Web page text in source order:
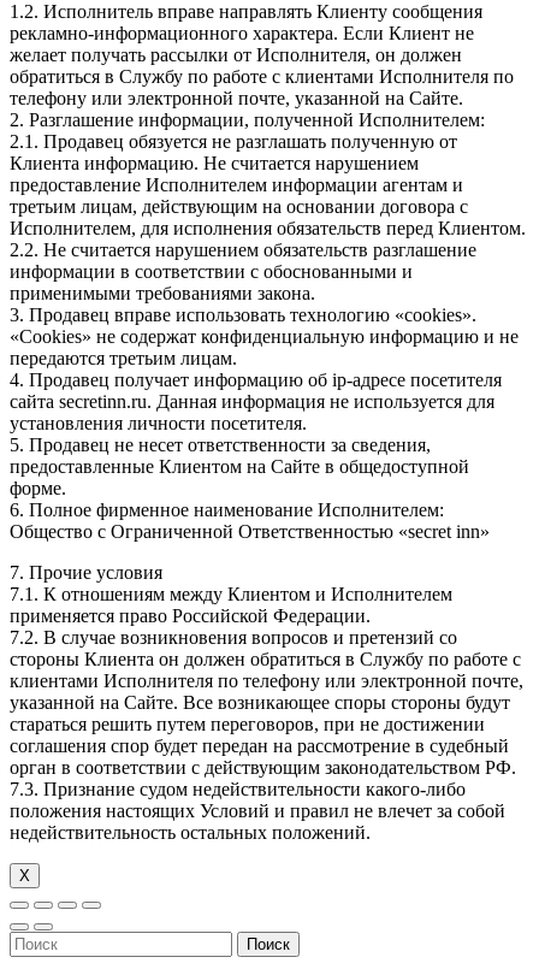
1.2. Исполнитель вправе направлять Клиенту сообщения
рекламно-информационного характера. Если Клиент не
желает получать рассылки от Исполнителя, он должен
обратиться в Службу по работе с клиентами Исполнителя по
телефону или электронной почте, указанной на Сайте.
2. Разглашение информации, полученной Исполнителем:
2.1. Продавец обязуется не разглашать полученную от
Клиента информацию. Не считается нарушением
предоставление Исполнителем информации агентам и
третьим лицам, действующим на основании договора с
Исполнителем, для исполнения обязательств перед Клиентом.
2.2. Не считается нарушением обязательств разглашение
информации в соответствии с обоснованными и
применимыми требованиями закона.
3. Продавец вправе использовать технологию «cookies».
«Cookies» не содержат конфиденциальную информацию и не
передаются третьим лицам.
4. Продавец получает информацию об ip-адресе посетителя
сайта secretinn.ru. Данная информация не используется для
установления личности посетителя.
5. Продавец не несет ответственности за сведения,
предоставленные Клиентом на Сайте в общедоступной
форме.
6. Полное фирменное наименование Исполнителем:
Общество с Ограниченной Ответственностью «secret inn»
7. Прочие условия
7.1. К отношениям между Клиентом и Исполнителем
применяется право Российской Федерации.
7.2. В случае возникновения вопросов и претензий со
стороны Клиента он должен обратиться в Службу по работе с
клиентами Исполнителя по телефону или электронной почте,
указанной на Сайте. Все возникающее споры стороны будут
стараться решить путем переговоров, при не достижении
соглашения спор будет передан на рассмотрение в судебный
орган в соответствии с действующим законодательством РФ.
7.3. Признание судом недействительности какого-либо
положения настоящих Условий и правил не влечет за собой
недействительность остальных положений.
Х
Поиск